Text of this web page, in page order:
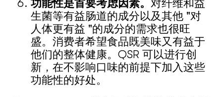
功能性是首要考虑因素。 对纤维和益
生菌等有益肠道的成分以及其他 "对
人体更有益 "的成分的需求也很旺
盛。消费者希望食品既美味又有益于
他们的整体健康。QSR 可以进行创
新，在不影响口味的前提下加入这些
功能性的好处。